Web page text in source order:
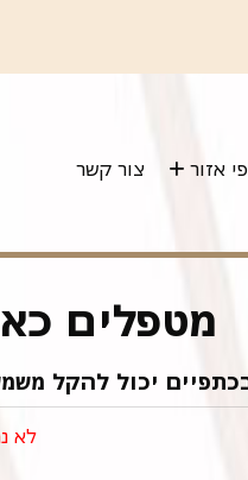
אזור צור קשר
מטפלים
יכול להקל
לא